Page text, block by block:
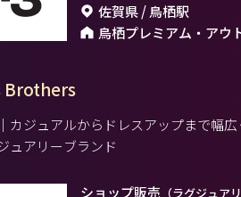
佐賀県 / 鳥栖駅
鳥栖プレミアム・アウ
Brothers
カジュアルからドレスアップまで幅
ュアリーブランド
ショップ販売 （ラグジュアリ